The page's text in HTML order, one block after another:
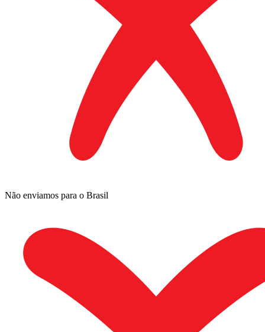
Não enviamos para o Brasil